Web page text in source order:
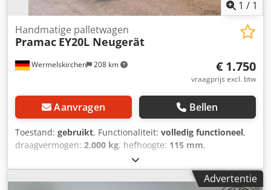
1 / 1
Wermelskirchen 208 km
Handmatige palletwagen
Pramac EY20L Neugerät
€ 1.750
vraagprijs excl. btw
Aanvragen Bellen
Toestand: gebruikt, Functionaliteit: volledig functioneel,
draagvermogen: 2.000 kg, hefhoogte: 115 mm,
, bouwhoogte:
vorklengte:1.150 mm, totale lengte:1.552 mm,
aandrijftype:Elektro, bouwbreedte:550 mm, Advertentie